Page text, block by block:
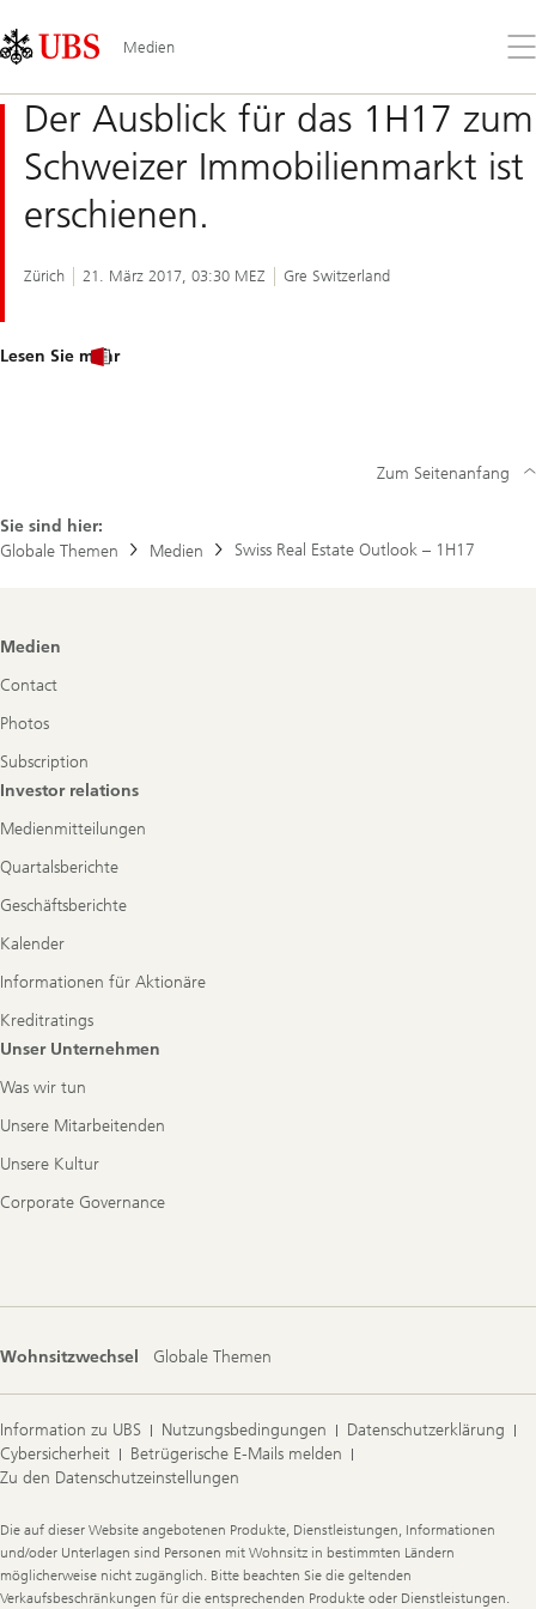
Links
Area
Medien
Sie
Der Ausblick für das 1H17 zum
Schweizer Immobilienmarkt ist
erschienen.
Zürich 21. März 2017, 03:30 MEZ Gre Switzerland
Lesen Sie mehr
Sie sind hier:
Globale Themen
Medien Swiss Real Estate Outlook – 1H17
Zum Seitenanfang
Footer
Medien
Contact
Photos
Subscription
Investor relations
Medienmitteilungen
Quartalsberichte
Geschäftsberichte
Kalender
Informationen für Aktionäre
Kreditratings
Unser Unternehmen
Was wir tun
Unsere Mitarbeitenden
Unsere Kultur
Corporate Governance
Wohnsitzwechsel Globale Themen
Information zu UBS Nutzungsbedingungen
Datenschutzerklärung
Cybersicherheit
Betrügerische E-Mails melden
Zu den Datenschutzeinstellungen
Legal
Information
Die auf dieser Website angebotenen Produkte, Dienstleistungen, Informationen
und/oder Unterlagen sind Personen mit Wohnsitz in bestimmten Ländern
möglicherweise nicht zugänglich. Bitte beachten Sie die geltenden
Verkaufsbeschränkungen für die entsprechenden Produkte oder Dienstleistungen.